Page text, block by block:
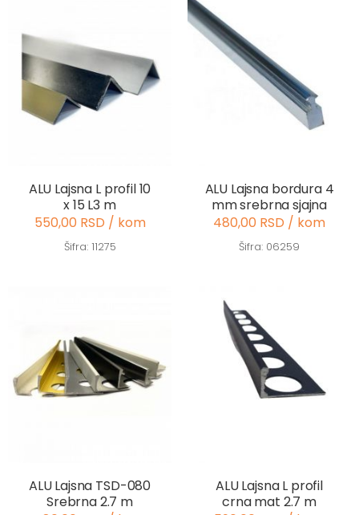
ALU Lajsna L profil 10
x 15 L3 m
550,00 RSD / kom
Šifra: 11275
ALU Lajsna bordura 4
mm srebrna sjajna
480,00 RSD / kom
Šifra: 06259
ALU Lajsna TSD-080
Srebrna 2.7 m
ALU Lajsna L profil
crna mat 2.7 m